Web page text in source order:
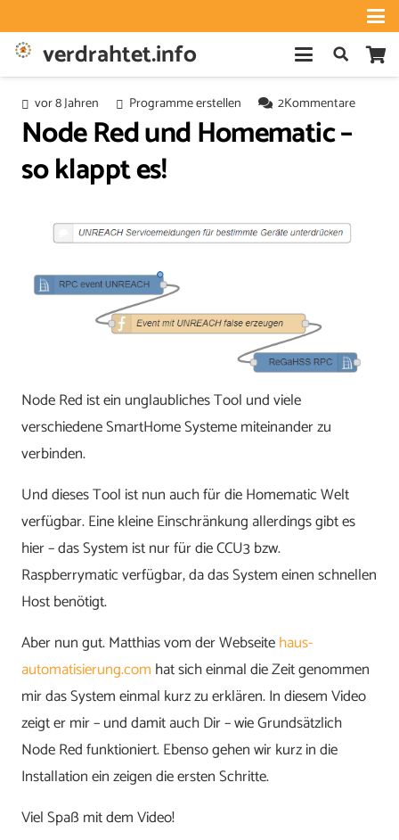
verdrahtet.info
vor 8 Jahren Programme erstellen 2Kommentare
Node Red und Homematic –
so klappt es!
Node Red ist ein unglaubliches Tool und viele
verschiedene SmartHome Systeme miteinander zu
verbinden.
Und dieses Tool ist nun auch für die Homematic Welt
verfügbar. Eine kleine Einschränkung allerdings gibt es
hier – das System ist nur für die CCU3 bzw.
Raspberrymatic verfügbar, da das System einen schnellen
Host benötigt.
Aber nun gut. Matthias vom der Webseitehaus-
automatisierung.com hat sich einmal die Zeit genommen
mir das System einmal kurz zu erklären. In diesem Video
zeigt er mir – und damit auch Dir – wie Grundsätzlich
Node Red funktioniert. Ebenso gehen wir kurz in die
Installation ein zeigen die ersten Schritte.
Viel Spaß mit dem Video!